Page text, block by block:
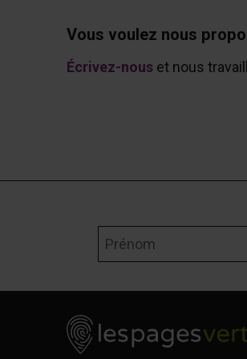
Vous voulez nous
Écrivez-nouset nous